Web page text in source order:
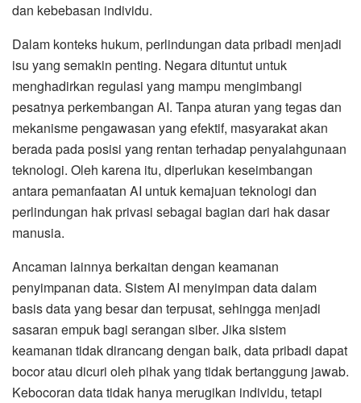
dan kebebasan individu.
Dalam konteks hukum, perlindungan data pribadi menjadi
isu yang semakin penting. Negara dituntut untuk
menghadirkan regulasi yang mampu mengimbangi
pesatnya perkembangan AI. Tanpa aturan yang tegas dan
mekanisme pengawasan yang efektif, masyarakat akan
berada pada posisi yang rentan terhadap penyalahgunaan
teknologi. Oleh karena itu, diperlukan keseimbangan
antara pemanfaatan AI untuk kemajuan teknologi dan
perlindungan hak privasi sebagai bagian dari hak dasar
manusia.
Ancaman lainnya berkaitan dengan keamanan
penyimpanan data. Sistem AI menyimpan data dalam
basis data yang besar dan terpusat, sehingga menjadi
sasaran empuk bagi serangan siber. Jika sistem
keamanan tidak dirancang dengan baik, data pribadi dapat
bocor atau dicuri oleh pihak yang tidak bertanggung jawab.
Kebocoran data tidak hanya merugikan individu, tetapi